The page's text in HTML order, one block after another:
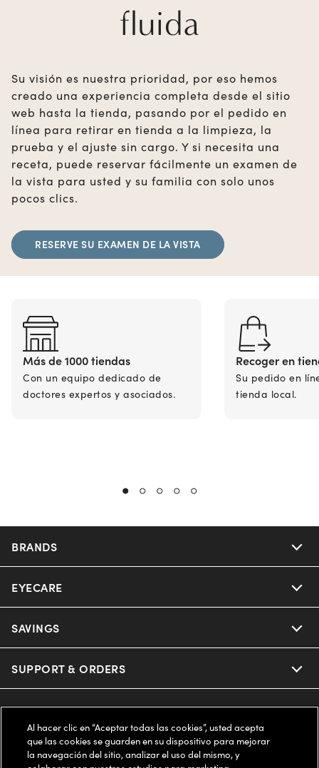
fluida
Su visión es nuestra prioridad, por eso hemos
creado una experiencia completa desde el sitio
web hasta la tienda, pasando por el pedido en
línea para retirar en tienda a la limpieza, la
prueba y el ajuste sin cargo. Y si necesita una
receta, puede reservar fácilmente un examen de
la vista para usted y su familia con solo unos
pocos clics.
RESERVE SU EXAMEN DE LA VISTA
Más de 1000 tiendas
Con un equipo dedicado de
doctores expertos y asociados.
Recoger en
Su pedido en
tienda local.
BRANDS
Nuance Audio
Ray-Ban
Oakley
Oakley Meta
EYECARE
Our Eyeglasses
Our Sunglasses
Our Contact Lenses
Ray-Ban | Meta
SAVINGS
Offers & Discount
Insurance
FSA & HSA
SUPPORT & ORDERS
Help Center
Online Order Status
LEGAL
Privacy Policy
COMPANY INFO
Al hacer clic en “Aceptar todas las cookies”, usted acepta
que las cookies se guarden en su dispositivo para mejorar
la navegación del sitio, analizar el uso del mismo, y